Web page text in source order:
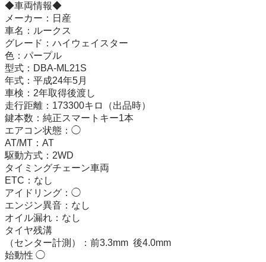
◆車両情報◆
メーカー：日産
車名：ルークス
グレード：ハイウェイスター
色：パープル
型式：DBA-ML21S
年式：平成24年5月
車検：2年取得後渡し
走行距離：173300キロ（出品時）
鍵本数：純正スマートキー1本
エアコン状態：◯
AT/MT：AT
駆動方式：2WD
タイミングチェーン車両
ETC：なし
アイドリング：◯
エンジン異音：なし
オイル漏れ：なし
タイヤ残溝
（センター計測）：前3.3mm  後4.0mm
始動性 ◯